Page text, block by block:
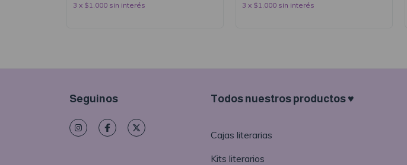
3 x $1.000 sin interés 3 x $1.000 sin interés
Seguinos Todos nuestros productos ♥
Cajas literarias
Kits literarios